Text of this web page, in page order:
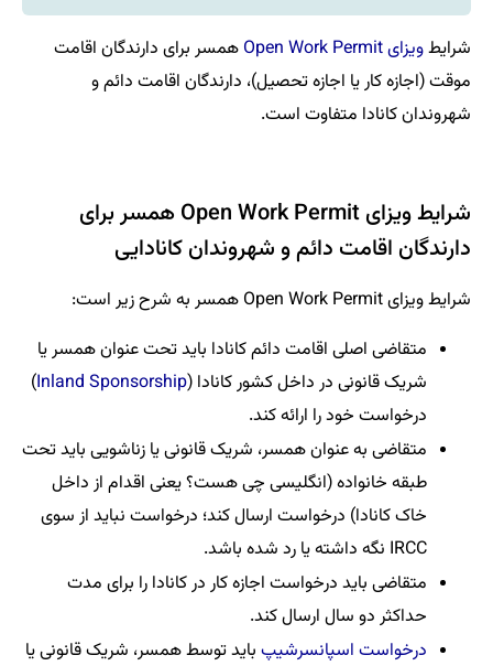
شرایطویزای Open Work Permit
همسر برای دارندگان اقامت
موقت (اجازه کار یا اجازه تحصیل)، دارندگان اقامت دائم و
شهروندان کانادا متفاوت است.
شرایط ویزای Open Work Permit همسر برای
دارندگان اقامت دائم و شهروندان کانادایی
شرایط ویزای Open Work Permit همسر به شرح زیر است:
متقاضی اصلی اقامت دائم کانادا باید تحت عنوان همسر یا
شریک قانونی در داخل کشور کانادا (Inland Sponsorship
)
درخواست خود را ارائه کند.
متقاضی به عنوان همسر، شریک قانونی یا زناشویی باید تحت
طبقه خانواده (انگلیسی چی هست؟ یعنی اقدام از داخل
خاک کانادا) درخواست ارسال کند؛ درخواست‌ نباید از سوی
IRCC نگه داشته یا رد شده باشد.
متقاضی باید درخواست اجازه کار در کانادا را برای مدت
حداکثر دو سال ارسال کند.
درخواست اسپانسرشیپ باید توسط همسر، شریک قانونی یا